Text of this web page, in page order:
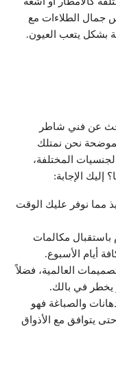
جمال الطلاءات مع
بشكل يتعب العيون.
عن فني شاطر
نحن نمتلك
المختلفة،
إليك الإجابة:
مما نوفر عليك الوقت
باستقبال مكالمات
أيام الأسبوع.
العالمية، فضلاً
يخطر في بالك.
والصباغة فهو
يتوافق مع الأذواق